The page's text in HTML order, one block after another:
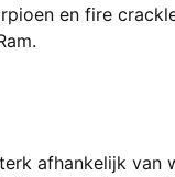
en fire
afhankelijk van